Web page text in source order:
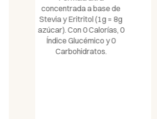
Dispensador |
Castelló Since
1907
Descubre la Stevia